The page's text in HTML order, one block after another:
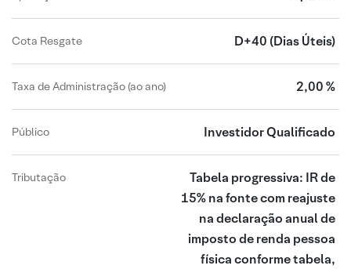
Cota Resgate D+40 (Dias Úteis)
Taxa de Administração (ao ano) 2,00 %
Público Investidor Qualificado
Tributação
Tabela progressiva: IR de
15% na fonte com reajuste
na declaração anual de
imposto de renda pessoa
física conforme tabela,